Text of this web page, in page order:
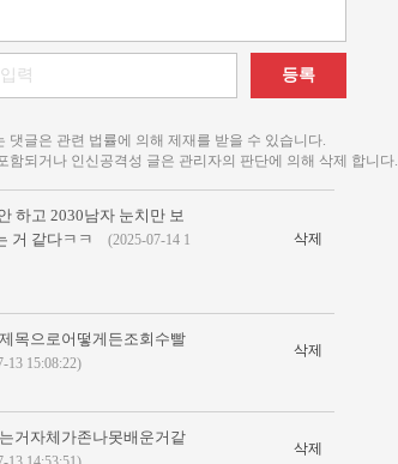
등록
글은 관련 법률에 의해 제재를 받을 수 있습니다.
되거나 인신공격성 글은 관리자의 판단에 의해 삭제 합니다.
하고 2030남자 눈치만 보
거 같다ㅋㅋ
(2025-07-14 1
삭제
목으로어떻게든조회수빨
13 15:08:22)
삭제
거자체가존나못배운거같
삭제